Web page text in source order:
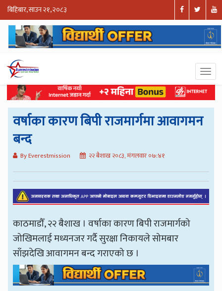
बिहिबार, साउन २१, २०८३
वर्षाका कारण बिपी राजमार्गमा आवागमन
बन्द
By Everestmission २२ बैशाख २०८३, मंगलवार ०७:४१
काठमाडौँ, २२ बैशाख । वर्षाका कारण बिपी राजमार्गको
जोखिमलाई मध्यनजर गर्दै सुरक्षा निकायले सोमबार
साँझदेखि आवागमन बन्द गराएको छ ।